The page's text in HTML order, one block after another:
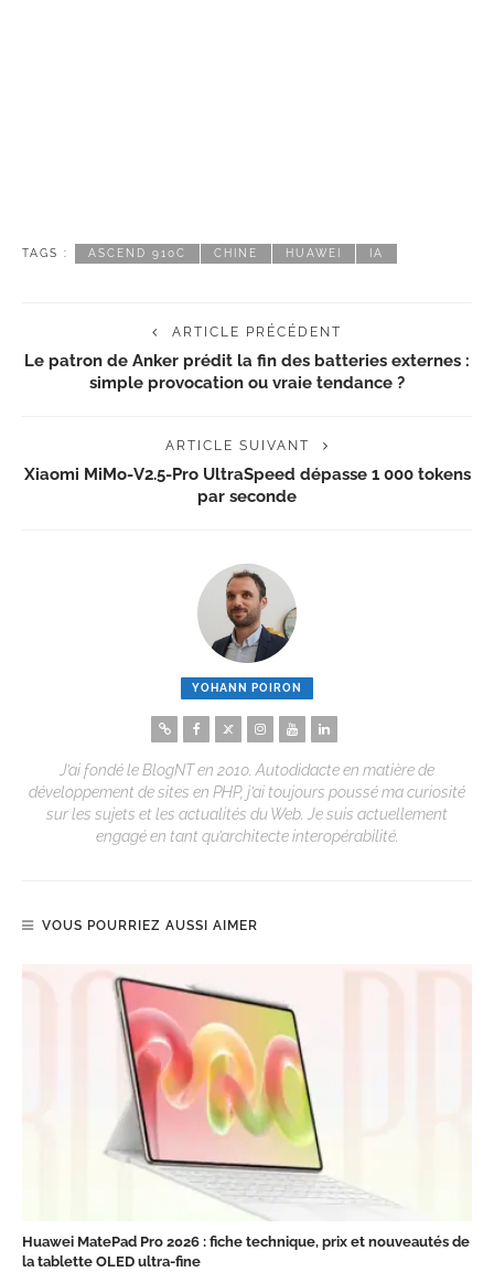
TAGS : ASCEND 910C CHINE HUAWEI IA
ARTICLE PRÉCÉDENT
Le patron de Anker prédit la fin des batteries externes :
simple provocation ou vraie tendance ?
ARTICLE SUIVANT
Xiaomi MiMo-V2.5-Pro UltraSpeed dépasse 1 000 tokens
par seconde
YOHANN POIRON
J’ai fondé le BlogNT en 2010. Autodidacte en matière de
développement de sites en PHP, j’ai toujours poussé ma curiosité
sur les sujets et les actualités du Web. Je suis actuellement
engagé en tant qu’architecte interopérabilité.
VOUS POURRIEZ AUSSI AIMER
Huawei MatePad Pro 2026 : fiche technique, prix et nouveautés de
la tablette OLED ultra-fine